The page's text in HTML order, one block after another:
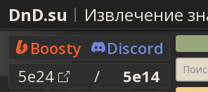
DnD.su Извлечение
Boosty
Discord
5e24
/
5e14